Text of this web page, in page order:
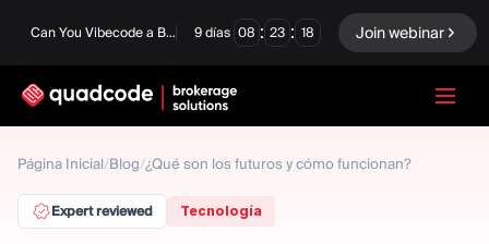
Can You Vibecode a Brokerage Platform? 9 días 08 : 23 : 17 Join webinar
Página Inicial/Blog/¿Qué son los futuros y cómo funcionan?
Expert reviewed Tecnología
Español